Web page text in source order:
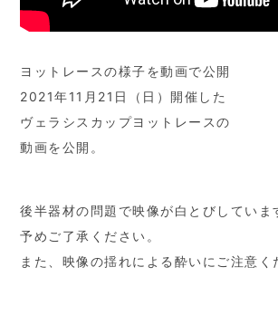
ヨットレースの様子を動画で公開
2021年11月21日（日）開催した
ヴェラシスカップヨットレースの
動画を公開。
後半器材の問題で映像が白とびしていま
予めご了承ください。
また、映像の揺れによる酔いにご注意く